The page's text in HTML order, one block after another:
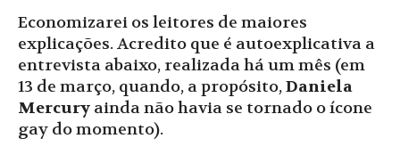
Economizarei os leitores de maiores
explicações. Acredito que é autoexplicativa a
entrevista abaixo, realizada há um mês (em
13 de março, quando, a propósito,Daniela
Mercury ainda não havia se tornado o ícone
gay do momento).